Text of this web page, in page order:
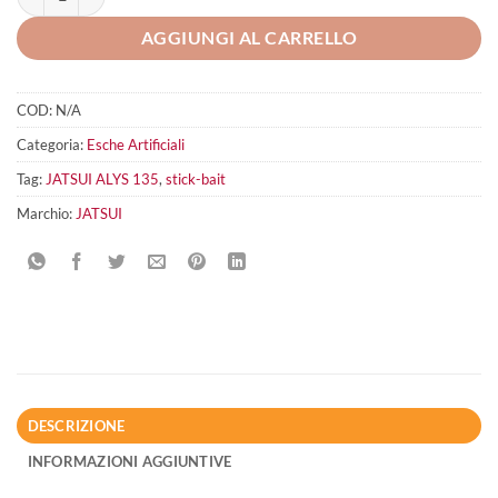
AGGIUNGI AL CARRELLO
COD: N/A
Categoria: Esche Artificiali
Tag: JATSUI ALYS 135, stick-bait
Marchio: JATSUI
DESCRIZIONE
INFORMAZIONI AGGIUNTIVE